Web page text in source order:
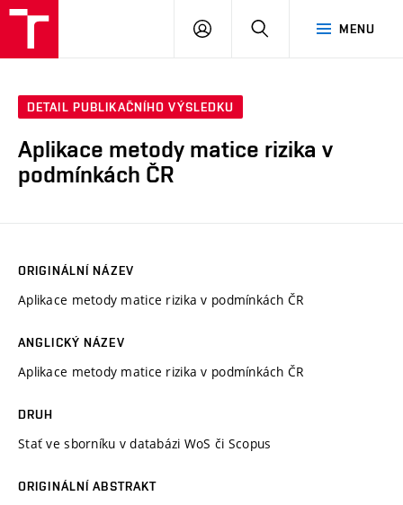
MENU
PŘIHLÁSIT
DETAIL PUBLIKAČNÍHO VÝSLEDKU
Aplikace metody matice rizika v
podmínkách ČR
ORIGINÁLNÍ NÁZEV
Aplikace metody matice rizika v podmínkách ČR
ANGLICKÝ NÁZEV
Aplikace metody matice rizika v podmínkách ČR
DRUH
Stať ve sborníku v databázi WoS či Scopus
ORIGINÁLNÍ ABSTRAKT